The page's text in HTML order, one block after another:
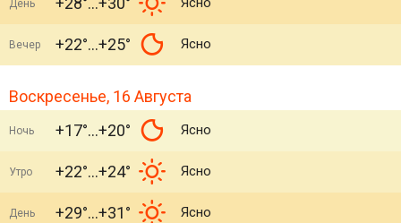
День
Вечер +22° +25° Ясно
Воскресенье, 16 Августа
Ночь +17° +20° Ясно
Утро +22° +24° Ясно
День +29° +31° Ясно